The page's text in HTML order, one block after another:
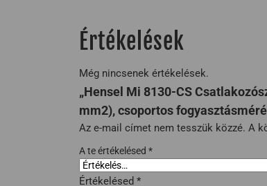
Értékelések
Még nincsenek értékelések.
„Hensel Mi 8130-CS
mm2), csoportos
Az e-mail címet nem tesszük közzé. A
A te értékelésed *
Értékelésed *